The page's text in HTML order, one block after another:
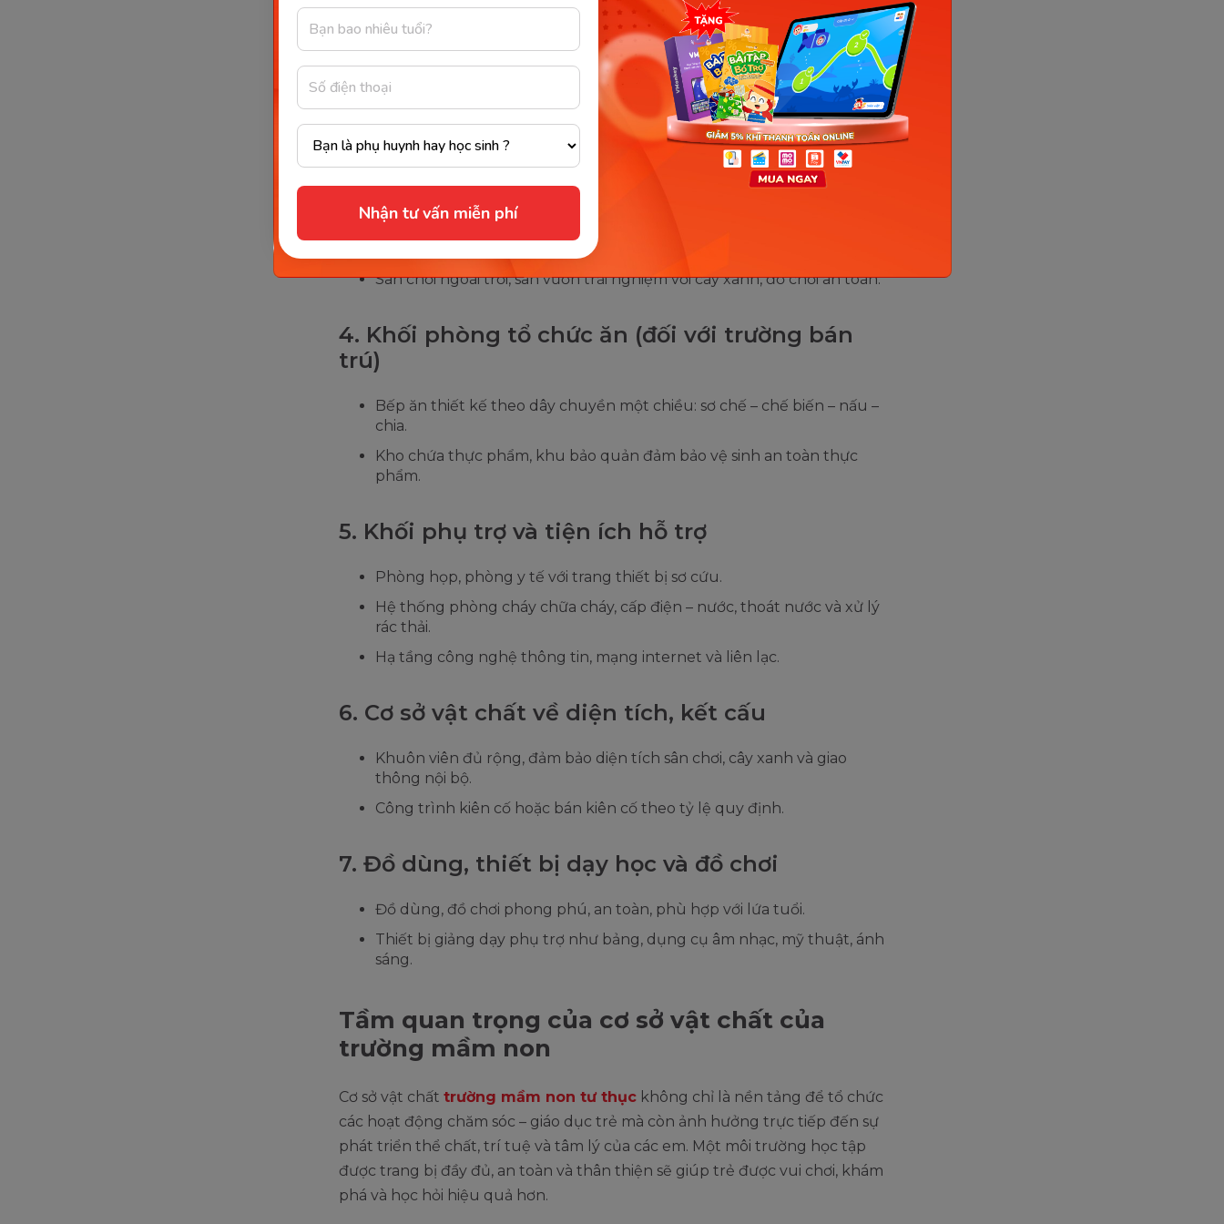
Nhận tư vấn miễn phí
Phòng nhóm/lớp: có khu sinh hoạt chung, khu ngủ, khu ăn uống
phù hợp từng độ tuổi.
Khu vệ sinh khép kín, an toàn và phù hợp cho trẻ.
Hiên chơi, khu đón trả trẻ có mái che, lan can bảo vệ.
3. Phòng chức năng
Sân chơi ngoài trời, sân vườn trải nghiệm với cây xanh, đồ chơi an toàn.
4. Khối phòng tổ chức ăn (đối với trường bán
trú)
Bếp ăn thiết kế theo dây chuyền một chiều: sơ chế – chế biến – nấu –
chia.
Kho chứa thực phẩm, khu bảo quản đảm bảo vệ sinh an toàn thực
phẩm.
5. Khối phụ trợ và tiện ích hỗ trợ
Phòng họp, phòng y tế với trang thiết bị sơ cứu.
Hệ thống phòng cháy chữa cháy, cấp điện – nước, thoát nước và xử lý
rác thải.
Hạ tầng công nghệ thông tin, mạng internet và liên lạc.
6. Cơ sở vật chất về diện tích, kết cấu
Khuôn viên đủ rộng, đảm bảo diện tích sân chơi, cây xanh và giao
thông nội bộ.
Công trình kiên cố hoặc bán kiên cố theo tỷ lệ quy định.
7. Đồ dùng, thiết bị dạy học và đồ chơi
Đồ dùng, đồ chơi phong phú, an toàn, phù hợp với lứa tuổi.
Thiết bị giảng dạy phụ trợ như bảng, dụng cụ âm nhạc, mỹ thuật, ánh
sáng.
Tầm quan trọng của cơ sở vật chất của
trường mầm non
Cơ sở vật chất trường mầm non tư thục không chỉ là nền tảng để tổ chức
các hoạt động chăm sóc – giáo dục trẻ mà còn ảnh hưởng trực tiếp đến sự
phát triển thể chất, trí tuệ và tâm lý của các em. Một môi trường học tập
được trang bị đầy đủ, an toàn và thân thiện sẽ giúp trẻ được vui chơi, khám
phá và học hỏi hiệu quả hơn.